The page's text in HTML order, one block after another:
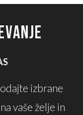
izbrane
vaše želje in